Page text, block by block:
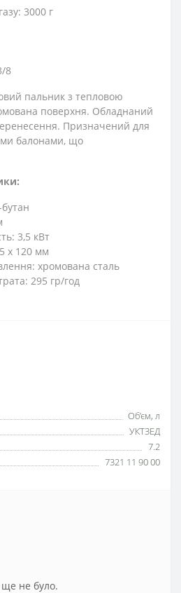
3000 г
8
пальник з тепловою
поверхня. Обладнаний
Призначений для
балонами, що
3,5 кВт
x 120 мм
хромована сталь
295 гр/год
Об’єм, л
УКТЗЕД
7.2
7321 11 90 00
ще не було.